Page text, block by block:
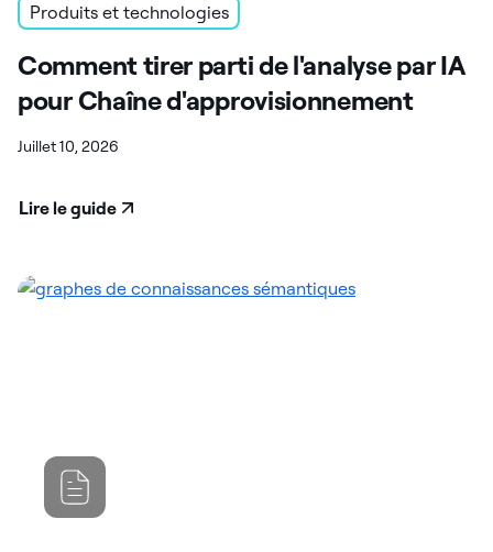
Produits et technologies
Comment tirer parti de l'analyse par IA
pour Chaîne d'approvisionnement
Juillet 10, 2026
Lire le guide